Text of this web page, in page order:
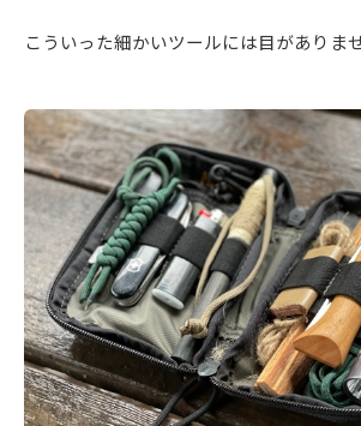
こういった細かいツールには目がありま